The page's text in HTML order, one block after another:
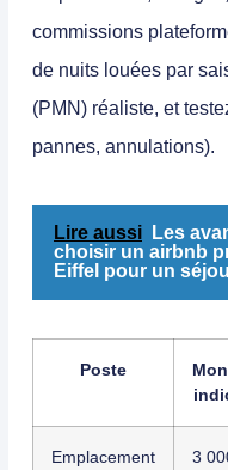
commissions
de nuits louées par
(PMN) réaliste, et
pannes, annulations).
Lire aussi
Les
choisir un airbnb
Eiffel pour un
Poste
Emplacement
3